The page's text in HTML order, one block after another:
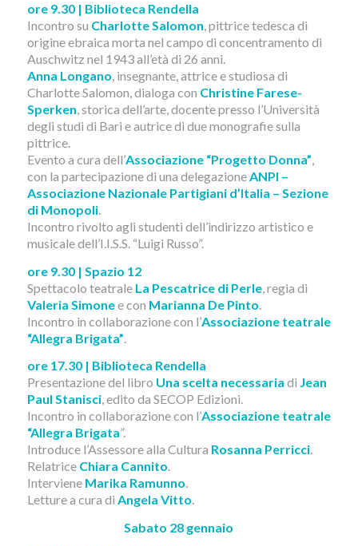
ore 9.30 | Biblioteca Rendella
Incontro su Charlotte Salomon, pittrice tedesca di
origine ebraica morta nel campo di concentramento di
Auschwitz nel 1943 all’età di 26 anni.
Anna Longano, insegnante, attrice e studiosa di
Charlotte Salomon, dialoga con Christine Farese-
Sperken, storica dell’arte, docente presso l’Università
degli studi di Bari e autrice di due monografie sulla
pittrice.
Evento a cura dell’Associazione “Progetto Donna”,
con la partecipazione di una delegazioneANPI –
Associazione Nazionale Partigiani d’Italia – Sezione
di Monopoli.
Incontro rivolto agli studenti dell’indirizzo artistico e
musicale dell’I.I.S.S. “Luigi Russo”.
ore 9.30 | Spazio 12
Spettacolo teatrale La Pescatrice di Perle, regia di
Valeria Simonee con Marianna De Pinto
Incontro in collaborazione con l’Associazione teatrale
“Allegra Brigata”
ore 17.30 | Biblioteca Rendella
Presentazione del libro Una scelta necessaria di Jean
Paul Stanisci, edito da SECOP Edizioni.
Incontro in collaborazione con l’Associazione teatrale
“Allegra Brigata”.
Introduce l’Assessore alla Cultura Rosanna Perricci.
Relatrice Chiara Cannito.
Interviene Marika Ramunno.
Letture a cura di Angela Vitto.
Sabato 28 gennaio